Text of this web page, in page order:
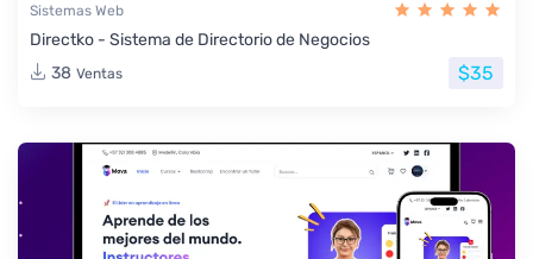
Sistemas Web
Directko - Sistema de Directorio de Negocios
38 Ventas $35